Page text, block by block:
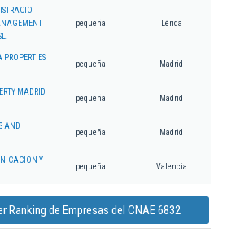
pequeña Lérida
PROPERTIES
pequeña Madrid
MADRID
pequeña Madrid
AND
pequeña Madrid
Y
pequeña Valencia
Ranking de Empresas del CNAE 6832